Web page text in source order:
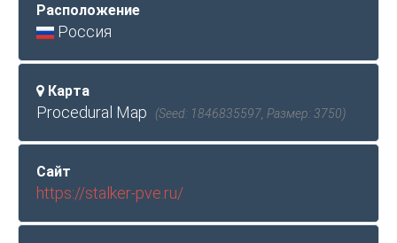
Расположение
Россия
Карта
Procedural Map (Seed: 1846835597, Размер: 3750)
Сайт
https://stalker-pve.ru/